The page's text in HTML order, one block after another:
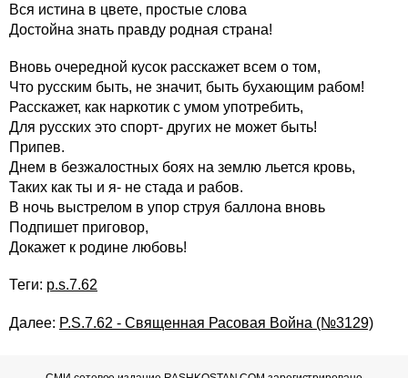
Вся истина в цвете, простые слова
Достойна знать правду родная страна!
Вновь очередной кусок расскажет всем о том,
Что русским быть, не значит, быть бухающим рабом!
Расскажет, как наркотик с умом употребить,
Для русских это спорт- других не может быть!
Припев.
Днем в безжалостных боях на землю льется кровь,
Таких как ты и я- не стада и рабов.
В ночь выстрелом в упор струя баллона вновь
Подпишет приговор,
Докажет к родине любовь!
Теги: p.s.7.62
Далее: P.S.7.62 - Священная Расовая Война (№3129)